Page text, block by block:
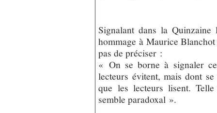
Signalant dans la
hommage à Maurice
pas de préciser :
« On se borne à signaler
lecteurs évitent, mais dont
que les lecteurs lisent.
semble paradoxal ».